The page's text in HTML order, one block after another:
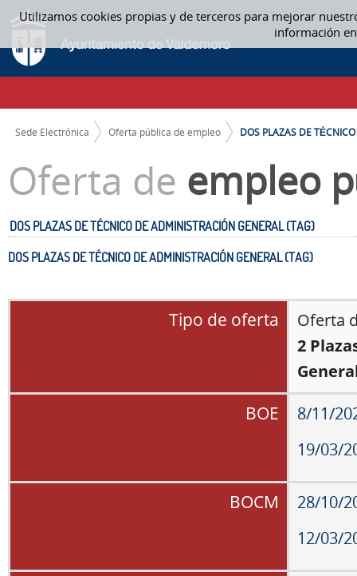
Utilizamos cookies propias y de terceros para mejorar
información
Saltar al contenido
DOS PLAZAS DE TÉCNICO DE ADMINISTRACIÓN GENERAL (TAG) -
CAMINO DE MIGAS
Sede Electrónica Oferta pública de empleo DOS PLAZAS DE
Oferta de empleo
DOS PLAZAS DE TÉCNICO DE ADMINISTRACIÓN GENERAL (TAG)
DOS PLAZAS DE TÉCNICO DE ADMINISTRACIÓN GENERAL (TAG)
Tipo de oferta
Oferta
2
BOE
8/11/
19/03/
BOCM
28/10/
12/03/